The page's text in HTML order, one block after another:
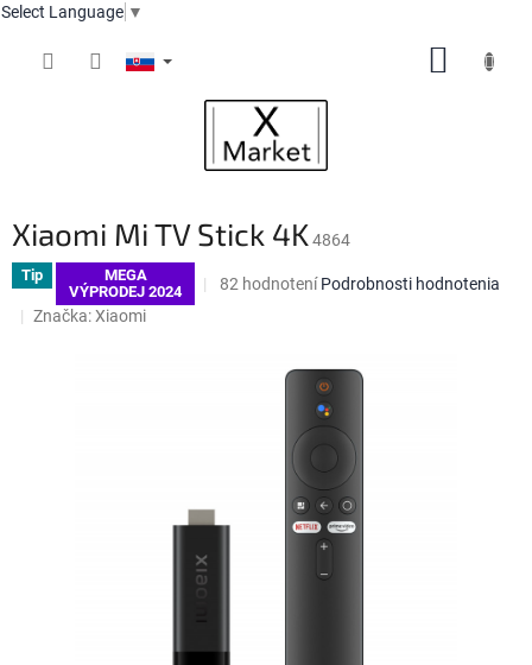
Select Language ▼
Xiaomi Mi TV Stick 4K4864
Tip
MEGA
VÝPRODEJ 2024
Priemerné
hviezdičiek.
82 hodnotení Podrobnosti hodnotenia
Značka:Xiaomi